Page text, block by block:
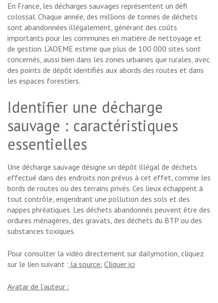
En France, les décharges sauvages représentent un défi
colossal. Chaque année, des millions de tonnes de déchets
sont abandonnées illégalement, générant des coûts
importants pour les communes en matière de nettoyage et
de gestion. L’ADEME estime que plus de 100 000 sites sont
concernés, aussi bien dans les zones urbaines que rurales, avec
des points de dépôt identifiés aux abords des routes et dans
les espaces forestiers.
Identifier une décharge
sauvage : caractéristiques
essentielles
Une décharge sauvage désigne un dépôt illégal de déchets
effectué dans des endroits non prévus à cet effet, comme les
bords de routes ou des terrains privés. Ces lieux échappent à
tout contrôle, engendrant une pollution des sols et des
nappes phréatiques. Les déchets abandonnés peuvent être des
ordures ménagères, des gravats, des déchets du BTP ou des
substances toxiques.
Pour consulter la vidéo directement sur dailymotion, cliquez
sur le lien suivant : la source: Cliquer ici
Avatar de l’auteur :